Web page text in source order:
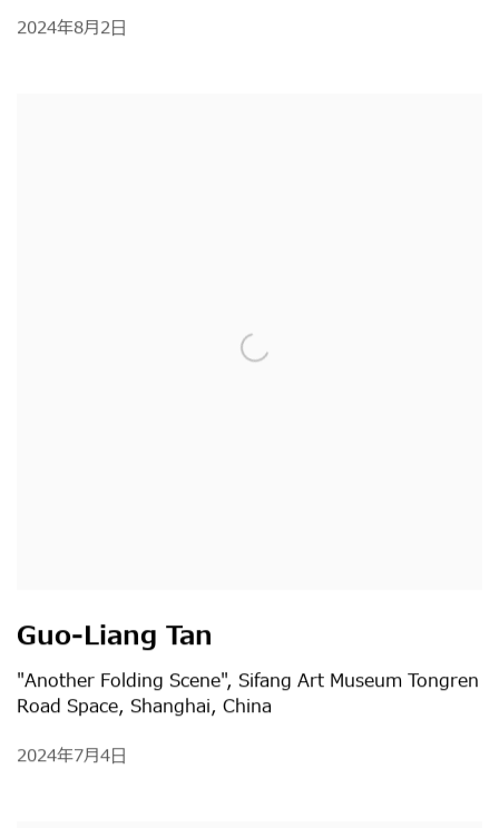
2024年8月2日
Guo-Liang Tan
"Another Folding Scene", Sifang Art Museum Tongren
Road Space, Shanghai, China
2024年7月4日